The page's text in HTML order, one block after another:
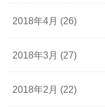
2018年4月 (26)
2018年3月 (27)
2018年2月 (22)